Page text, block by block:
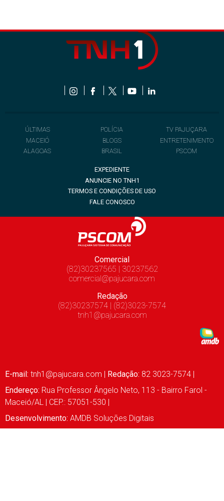
ÚLTIMAS
MACEIÓ
ALAGOAS
POLÍCIA
BLOGS
BRASIL
TV PAJUÇARA
ENTRETENIMENTO
PSCOM
EXPEDIENTE
ANUNCIE NO TNH1
TERMOS E CONDIÇÕES DE USO
FALE CONOSCO
Comercial
(82)30237565 | 30237562
comercial@pajucara.com
Redação
(82)30237574 | (82)3023-7574
tnh1@pajucara.com
E-mail: tnh1@pajucara.com | Redação: 82 3023-7574 |
Endereço: Rua Professor Ângelo Neto, 113 - Bairro Farol -
Maceió/AL | CEP.: 57051-530 |
Desenvolvimento: AMDB Soluções Digitais